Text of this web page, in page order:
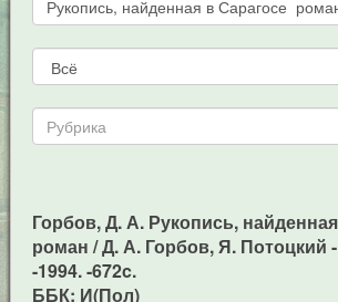
Горбов, Д. А. Рукопись,
роман / Д. А. Горбов, Я. Потоцкий
-1994. -672c.
ББК: И(Пол)